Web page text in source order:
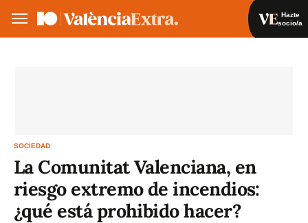
Hazte
socio/a
SOCIEDAD
La Comunitat Valenciana, en
riesgo extremo de incendios:
¿qué está prohibido hacer?